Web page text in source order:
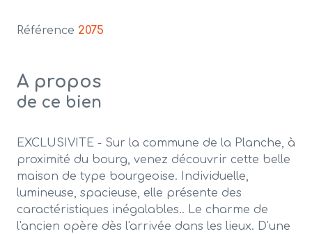
Référence 2075
A propos
de ce bien
EXCLUSIVITE - Sur la commune de la Planche, à
proximité du bourg, venez découvrir cette belle
maison de type bourgeoise. Individuelle,
lumineuse, spacieuse, elle présente des
caractéristiques inégalables.. Le charme de
l'ancien opère dès l'arrivée dans les lieux. D'une